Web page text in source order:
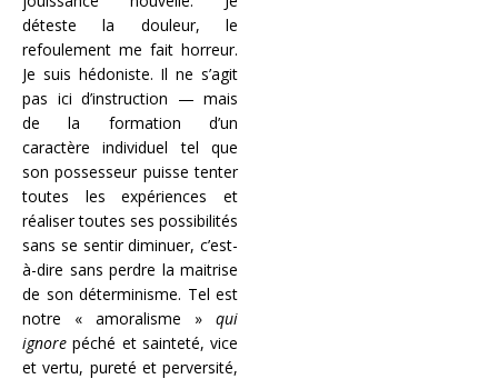
déteste la douleur, le
refoulement me fait horreur.
Je suis hédoniste. Il ne s’agit
pas ici d’instruction — mais
de la formation d’un
caractère individuel tel que
son possesseur puisse tenter
toutes les expériences et
réaliser toutes ses possibilités
sans se sentir diminuer, c’est-
à-dire sans perdre la maitrise
de son déterminisme. Tel est
notre « amoralisme » qui
ignore péché et sainteté, vice
et vertu, pureté et perversité,